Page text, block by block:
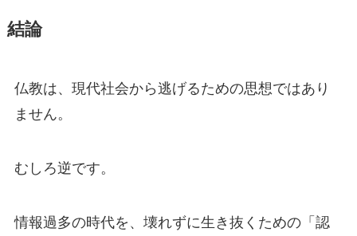
結論
仏教は、現代社会から逃げるための思想ではあり
ません。
むしろ逆です。
情報過多の時代を、壊れずに生き抜くための「認